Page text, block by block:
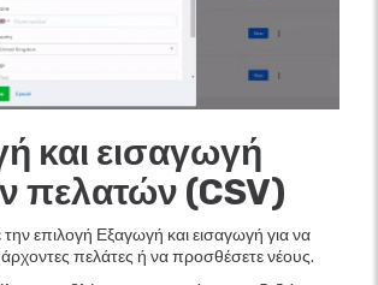
και εισαγωγή
πελατών (CSV)
επιλογή Εξαγωγή και εισαγωγή για να
πελάτες ή να προσθέσετε νέους.